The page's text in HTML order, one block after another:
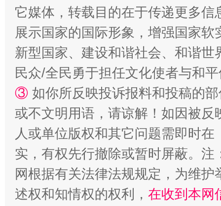
扯下公款旅游的“隐身衣” 如何以
它媒体，转载目的在于传递更多
展示国家的国际形象，增强国家
新型国家、建设和谐社会、和谐
民众/全民勇于担任文化使者与和
③ 如你所反映投诉报料和投稿的
或不文明用语，请谅解！如因被
人或单位版权和其它问题需即时在
实，有权先行撤除或暂时屏蔽。
网根据有关法律法规规定，为维
述权和知情权的权利， 在收到本网